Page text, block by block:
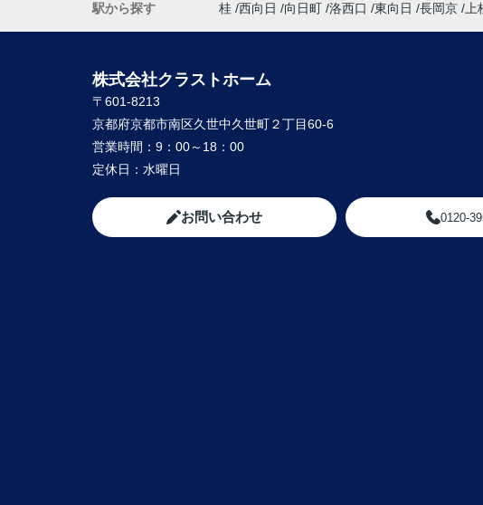
駅から探す
桂 西向日 向日町 洛西口 東向日 長岡京 上
株式会社クラストホーム
〒601-8213
京都府京都市南区久世中久世町２丁目60-6
営業時間： 9：00～18：00
定休日： 水曜日
お問い合わせ 0120-